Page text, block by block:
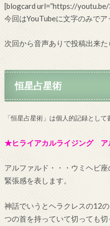
[blogcard url=”https://
今回はYouTubeに文字のみでア
次回から音声ありで投稿出来
恒星占星術
「恒星占星術」は個人的記録として
★ヒライアカルライジング ア
アルファルド・・・ウミヘビ
緊張感を表します。
神話でいうとヘラクレスの12
つの首を持っていて切っても